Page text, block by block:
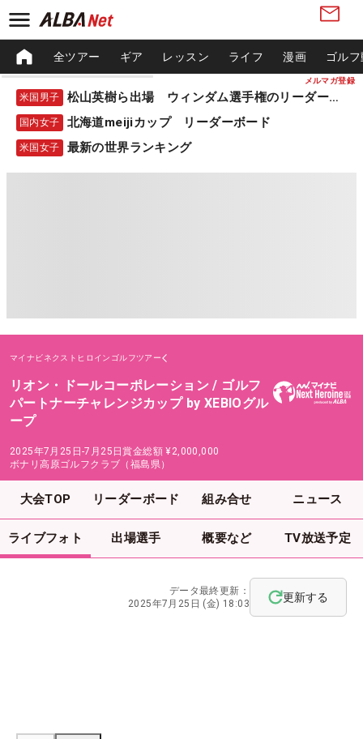
メルマガ登録
全ツアー ギア レッスン ライフ 漫画 ゴル
米国男子 松山英樹ら出場 ウィンダム選手権のリーダーボード
国内女子 北海道meijiカップ リーダーボード
米国女子 最新の世界ランキング
マイナビネクストヒロインゴルフツアー
リオン・ドールコーポレーション / ゴルフ
パートナーチャレンジカップ by XEBIOグル
ープ
2025年7月25日-7月25日賞金総額 ¥2,000,000
ボナリ高原ゴルフクラブ（福島県）
大会TOP リーダーボード 組み合せ ニュース
ライブフォト 出場選手 概要など TV放送予定
データ最終更新：
2025年7月25日 (金) 18:03
更新する